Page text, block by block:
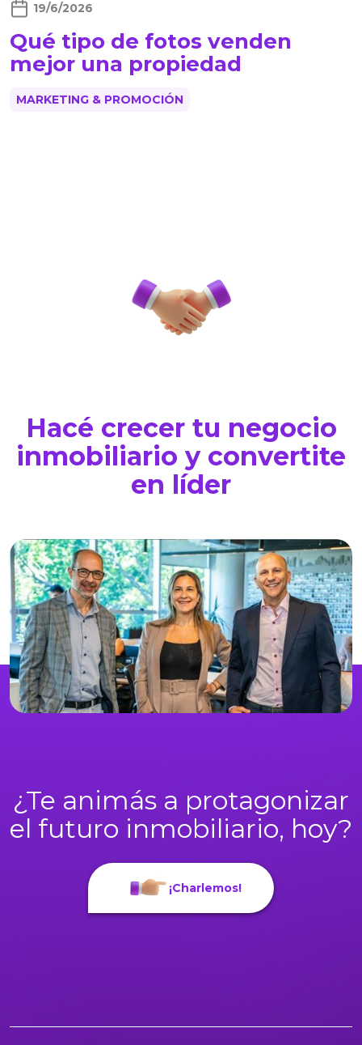
19/6/2026
Qué tipo de fotos venden
mejor una propiedad
MARKETING & PROMOCIÓN
Hacé crecer tu negocio
inmobiliario y convertite
en líder
¿Te animás a protagonizar
el futuro inmobiliario, hoy?
¡Charlemos!